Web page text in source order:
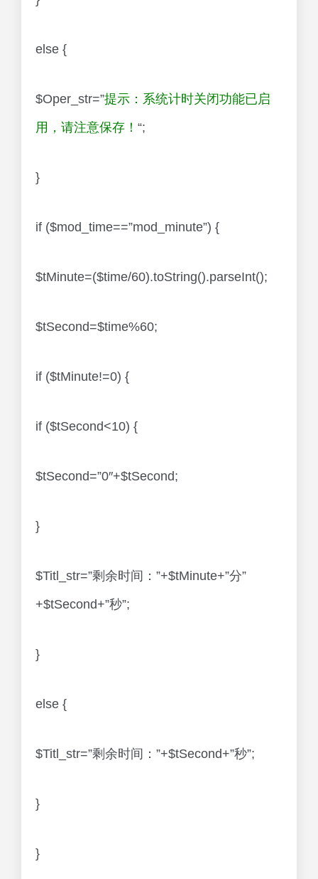
else {
$Oper_str=”提示：系统计时关闭功能已启
用，请注意保存！ “;
}
if ($mod_time==”mod_minute”) {
$tMinute=($time/60).toString().parseInt();
$tSecond=$time%60;
if ($tMinute!=0) {
if ($tSecond<10) {
$tSecond=”0″+$tSecond;
}
$Titl_str=”剩余时间：”+$tMinute+”分”
+$tSecond+”秒”;
}
else {
$Titl_str=”剩余时间：”+$tSecond+”秒”;
}
}